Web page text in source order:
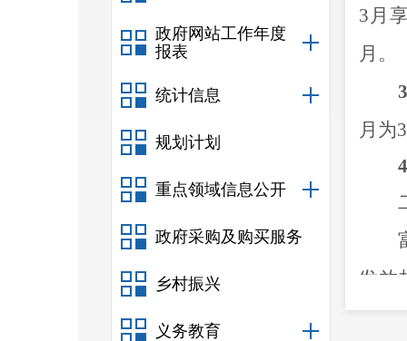
政府网站工作年度
报表
统计信息
规划计划
重点领域信息公开
政府采购及购买服务
乡村振兴
义务教育
3 月
月 。
月为
发放
2826